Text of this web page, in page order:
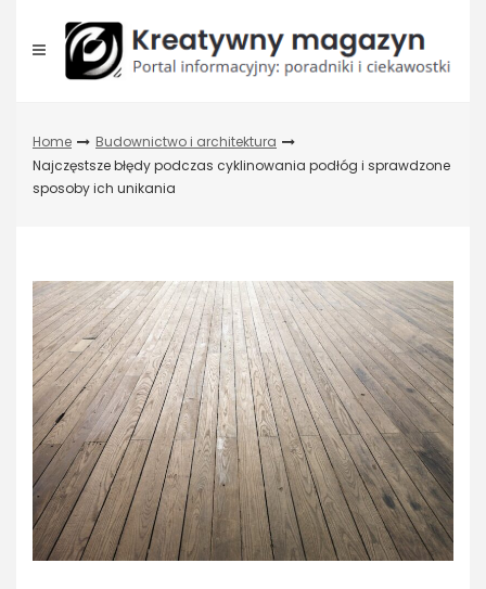
content
Home
Budownictwo i architektura
Najczęstsze błędy podczas cyklinowania podłóg i sprawdzone
sposoby ich unikania